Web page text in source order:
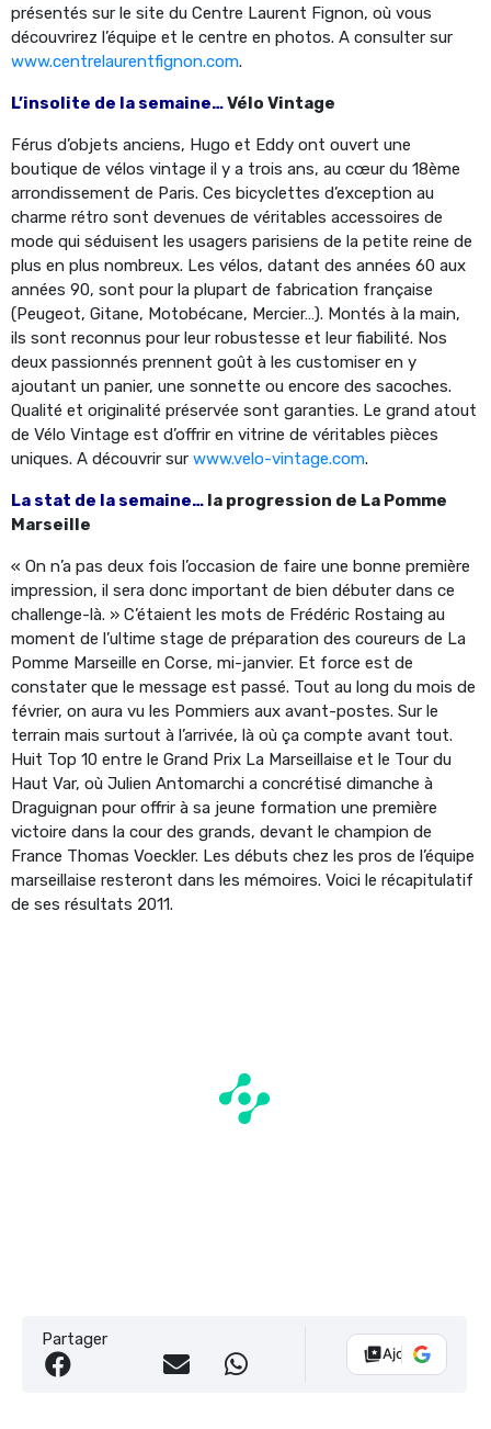
présentés sur le site du Centre Laurent Fignon, où vous
découvrirez l’équipe et le centre en photos. A consulter sur
www.centrelaurentfignon.com.
L’insolite de la semaine…Vélo Vintage
Férus d’objets anciens, Hugo et Eddy ont ouvert une
boutique de vélos vintage il y a trois ans, au cœur du 18ème
arrondissement de Paris. Ces bicyclettes d’exception au
charme rétro sont devenues de véritables accessoires de
mode qui séduisent les usagers parisiens de la petite reine de
plus en plus nombreux. Les vélos, datant des années 60 aux
années 90, sont pour la plupart de fabrication française
(Peugeot, Gitane, Motobécane, Mercier…). Montés à la main,
ils sont reconnus pour leur robustesse et leur fiabilité. Nos
deux passionnés prennent goût à les customiser en y
ajoutant un panier, une sonnette ou encore des sacoches.
Qualité et originalité préservée sont garanties. Le grand atout
de Vélo Vintage est d’offrir en vitrine de véritables pièces
uniques. A découvrir sur www.velo-vintage.com.
La stat de la semaine… la progression de La Pomme
Marseille
« On n’a pas deux fois l’occasion de faire une bonne première
impression, il sera donc important de bien débuter dans ce
challenge-là. » C’étaient les mots de Frédéric Rostaing au
moment de l’ultime stage de préparation des coureurs de La
Pomme Marseille en Corse, mi-janvier. Et force est de
constater que le message est passé. Tout au long du mois de
février, on aura vu les Pommiers aux avant-postes. Sur le
terrain mais surtout à l’arrivée, là où ça compte avant tout.
Huit Top 10 entre le Grand Prix La Marseillaise et le Tour du
Haut Var, où Julien Antomarchi a concrétisé dimanche à
Draguignan pour offrir à sa jeune formation une première
victoire dans la cour des grands, devant le champion de
France Thomas Voeckler. Les débuts chez les pros de l’équipe
marseillaise resteront dans les mémoires. Voici le récapitulatif
de ses résultats 2011.
Partager
Ajouter Vélo